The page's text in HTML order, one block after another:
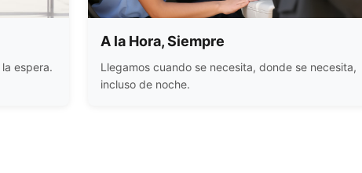
espera.
A la Hora, Siempre
Llegamos cuando se necesita, donde se necesita,
incluso de noche.